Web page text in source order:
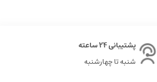
پشتیبانی 24 ساعته
شنبه تا چهارشنبه